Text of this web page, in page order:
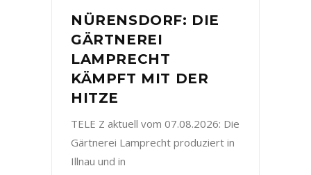
NÜRENSDORF: DIE
GÄRTNEREI
LAMPRECHT
KÄMPFT MIT DER
HITZE
TELE Z aktuell vom 07.08.2026: Die
Gärtnerei Lamprecht produziert in
Illnau und in